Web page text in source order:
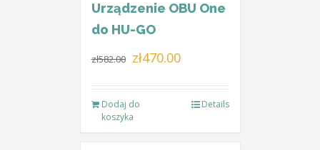
Urządzenie OBU One
do HU-GO
zł582.00 Pierwotna
zł582.00.
zł470.00Aktualna
Dodaj do
koszyka
Details